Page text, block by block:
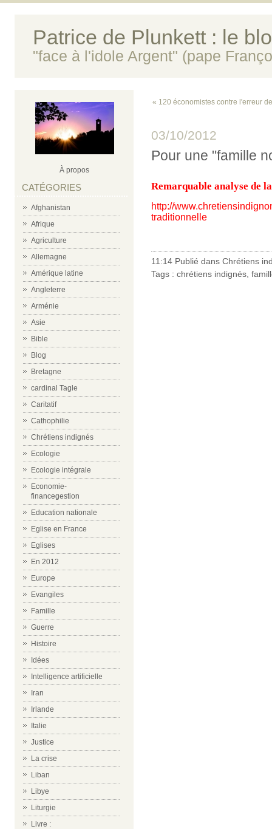
Patrice de Plunkett : le
"face à l'idole Argent" (pape
À propos
CATÉGORIES
Afghanistan
Afrique
Agriculture
Allemagne
Amérique latine
Angleterre
Arménie
Asie
Bible
Blog
Bretagne
cardinal Tagle
Caritatif
Cathophilie
Chrétiens indignés
Ecologie
Ecologie intégrale
Economie-
financegestion
Education nationale
Eglise en France
Eglises
En 2012
Europe
Evangiles
Famille
Guerre
Histoire
Idées
Intelligence artificielle
Iran
Irlande
Italie
Justice
La crise
Liban
Libye
Liturgie
Livre :
« 120 économistes contre l'erreur
03/10/2012
Pour une "famille
Remarquable analyse de
http://
traditionnelle
11:14 Publié dans Chrétiens
Tags : chrétiens indignés